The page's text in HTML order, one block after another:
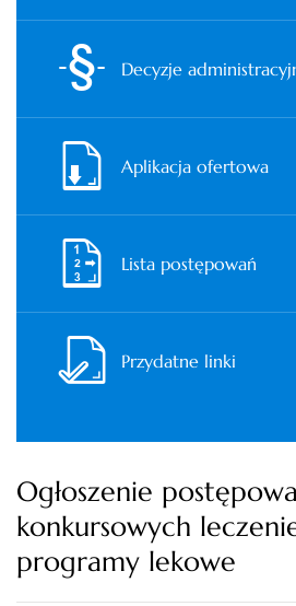
Decyzje
Aplikacja ofertowa
Lista postępowań
Przydatne linki
Ogłoszenie
konkursowych
programy lekowe